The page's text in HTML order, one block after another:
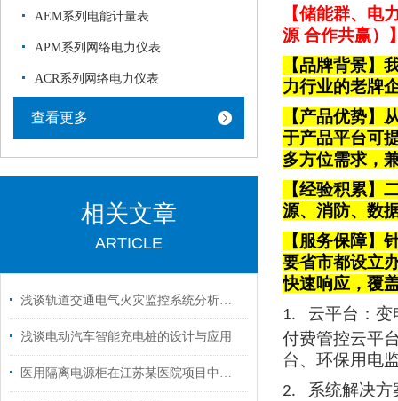
AEM系列电能计量表
APM系列网络电力仪表
ACR系列网络电力仪表
查看更多
相关文章
ARTICLE
浅谈轨道交通电气火灾监控系统分析措施
浅谈电动汽车智能充电桩的设计与应用
医用隔离电源柜在江苏某医院项目中的应用
【储能群、电
源 合作共赢）
【品牌背景】
力行业的老牌
【产品优势】
于产品平台可
多方位需求，
【经验积累】
源、消防、数
【服务保障
要省市都设立
快速响应，覆
1. 云平台 ：
付费管控云平
台、环保用电
2.
系统解决